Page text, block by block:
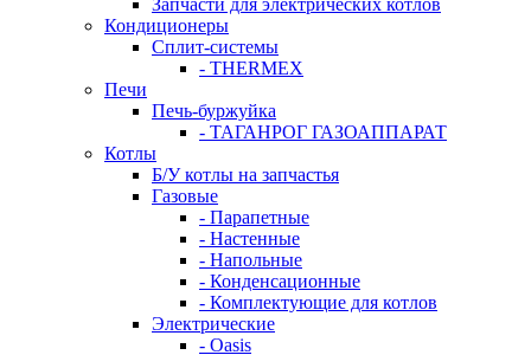
Запчасти для электрических котлов
Кондиционеры
Сплит-системы
- THERMEX
Печи
Печь-буржуйка
- ТАГАНРОГ ГАЗОАППАРАТ
Котлы
Б/У котлы на запчастья
Газовые
- Парапетные
- Настенные
- Напольные
- Конденсационные
- Комплектующие для котлов
Электрические
- Oasis